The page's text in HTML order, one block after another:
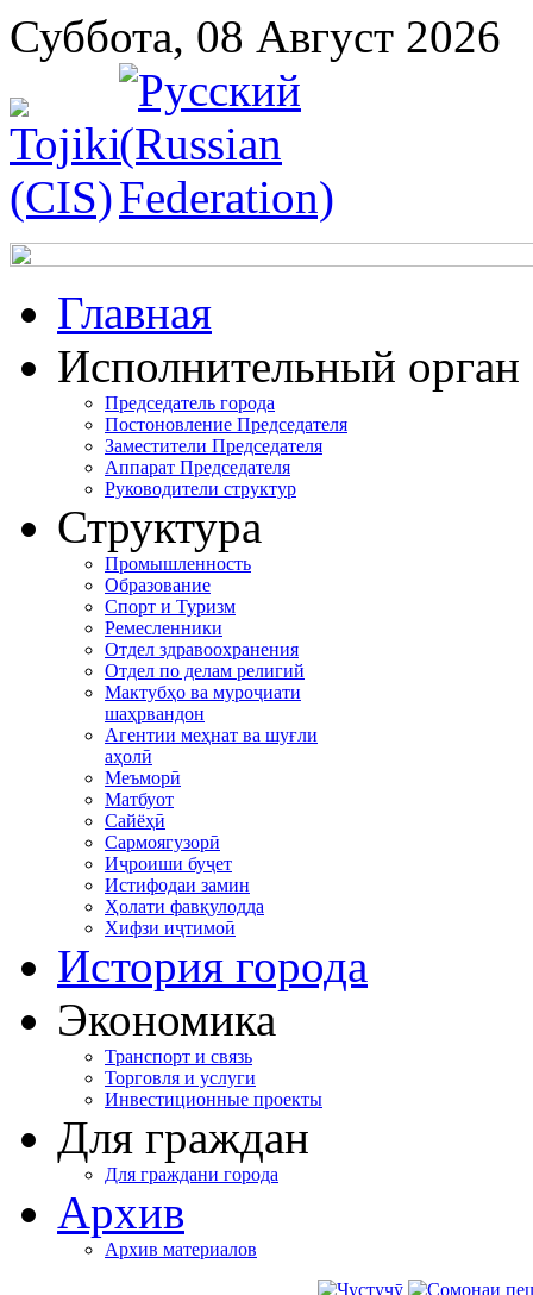
Суббота, 08 Август 2026
Главная
Исполнительный орган
Председатель города
Постоновление Председателя
Заместители Председателя
Аппарат Председателя
Руководители структур
Структура
Промышленность
Образование
Спорт и Туризм
Ремесленники
Отдел здравоохранения
Отдел по делам религий
Мактубҳо ва муроҷиати
шаҳрвандон
Агентии меҳнат ва шуғли
аҳолӣ
Меъморӣ
Матбуот
Сайёҳӣ
Сармоягузорӣ
Иҷроиши буҷет
Истифодаи замин
Ҳолати фавқулодда
Хифзи иҷтимоӣ
История города
Экономика
Транспорт и связь
Торговля и услуги
Инвестиционные проекты
Для граждан
Для граждани города
Архив
Архив материалов